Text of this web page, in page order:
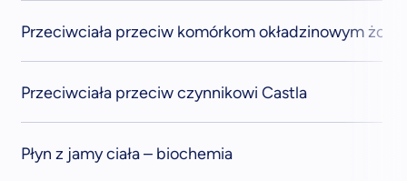
Przeciwciała przeciw komórkom okładzinowym
Przeciwciała przeciw czynnikowi Castla
Płyn z jamy ciała – biochemia